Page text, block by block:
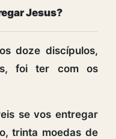
Jesus?
doze discípulos,
foi ter com os
se vos entregar
trinta moedas de